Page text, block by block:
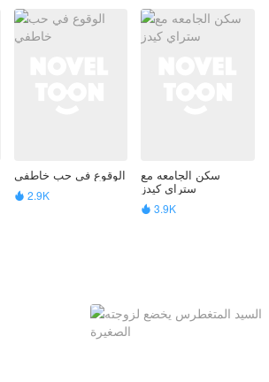
الوقوع في حب خاطفي
 2.9K
سكن الجامعه مع
ستراي كيدز
 3.9K